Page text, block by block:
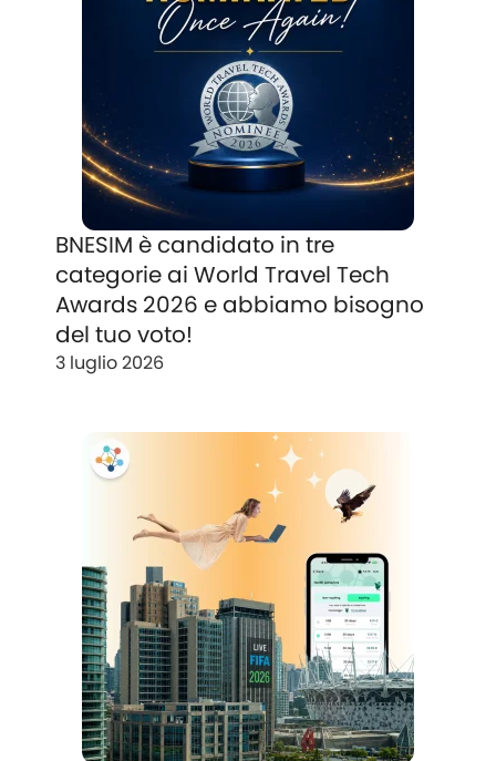
BNESIM è candidato in tre
categorie ai World Travel Tech
Awards 2026 e abbiamo bisogno
del tuo voto!
3 luglio 2026